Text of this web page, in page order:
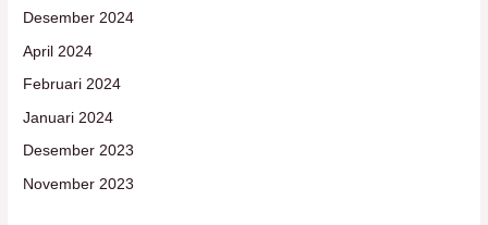
Desember 2024
April 2024
Februari 2024
Januari 2024
Desember 2023
November 2023